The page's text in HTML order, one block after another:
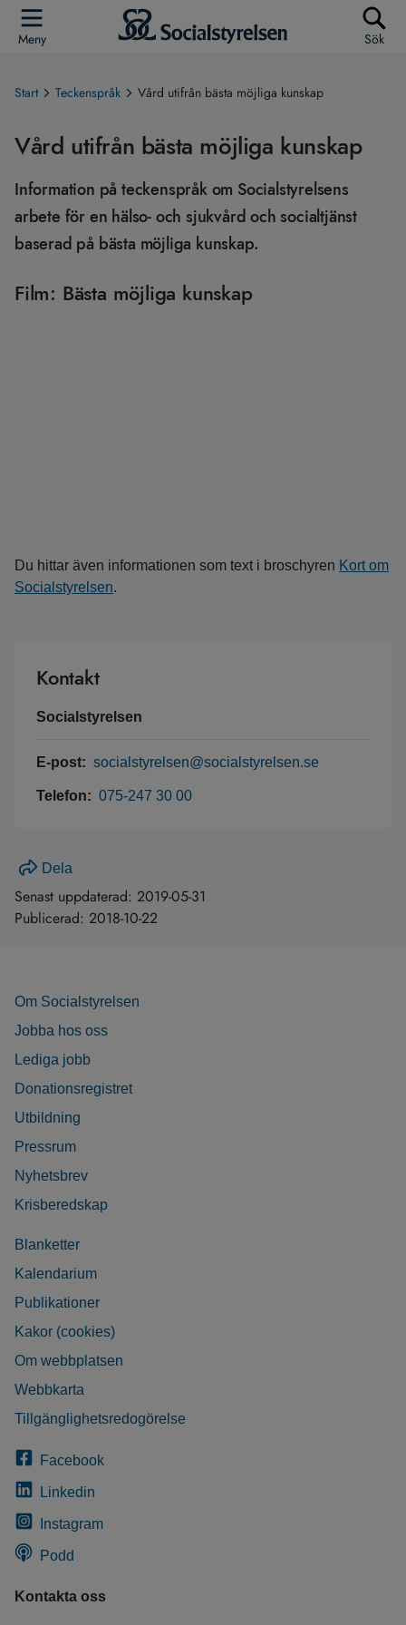
Meny Sök
Start Teckenspråk Vård utifrån bästa möjliga kunskap
Vård utifrån bästa möjliga kunskap
Information på teckenspråk om Socialstyrelsens
arbete för en hälso- och sjukvård och socialtjänst
baserad på bästa möjliga kunskap.
Film: Bästa möjliga kunskap
Du hittar även informationen som text i broschyren Kort om
Socialstyrelsen.
Kontakt
Socialstyrelsen
E-post: socialstyrelsen@socialstyrelsen.se
Telefon: 075-247 30 00
Dela
Senast uppdaterad: 2019-05-31
Publicerad: 2018-10-22
Om Socialstyrelsen
Jobba hos oss
Lediga jobb
Donationsregistret
Utbildning
Pressrum
Nyhetsbrev
Krisberedskap
Blanketter
Kalendarium
Publikationer
Kakor (cookies)
Om webbplatsen
Webbkarta
Tillgänglighetsredogörelse
Facebook
Linkedin
Instagram
Podd
Kontakta oss